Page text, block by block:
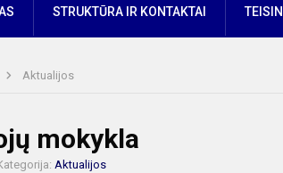
STRUKTŪRA IR KONTAKTAI
Aktualijos
mokykla
Aktualijos